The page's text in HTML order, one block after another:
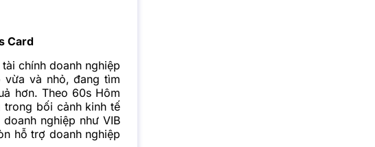
Card
chính doanh nghiệp
vừa và nhỏ, đang tìm
hơn. Theo 60s Hôm
trong bối cảnh kinh tế
nghiệp như VIB
hỗ trợ doanh nghiệp